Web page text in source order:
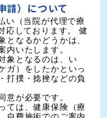
請）について
い（当院が代理で療
応しております。 健
となるかどうかは、
内いたします。
象となるのは、い
ガ）をしたかといっ
打撲・捻挫などの負
が必要です。
ては、健康保険（療